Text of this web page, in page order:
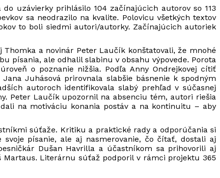
uzávierky prihlásilo 104 začínajúcich autorov so 113
sa neodrazilo na kvalite. Polovicu všetkých textov
to boli siedmi autori/autorky. Začínajúcich autoriek
Thomka a novinár Peter Laučík konštatovali, že mnohé
písania, ale odhalil slabinu v obsahu výpovede. Porota
o poznanie nižšia. Podľa Anny Ondrejkovej cítiť
Juhásová prirovnala slabšie básnenie k spodným
autoroch identifikovala slabý prehľad v súčasnej
Peter Laučík upozornil na absenciu tém, autori riešia
na motiváciu konania postáv a na kontinuitu – aby
súťaže. Kritiku a praktické rady a odporúčania si
písanie, ale aj nasmerovanie, čo čítať, dostali aj
Dušan Havrilla a účastníkom sa prihovorili aj
Martaus. Literárnu súťaž podporil v rámci projektu 365